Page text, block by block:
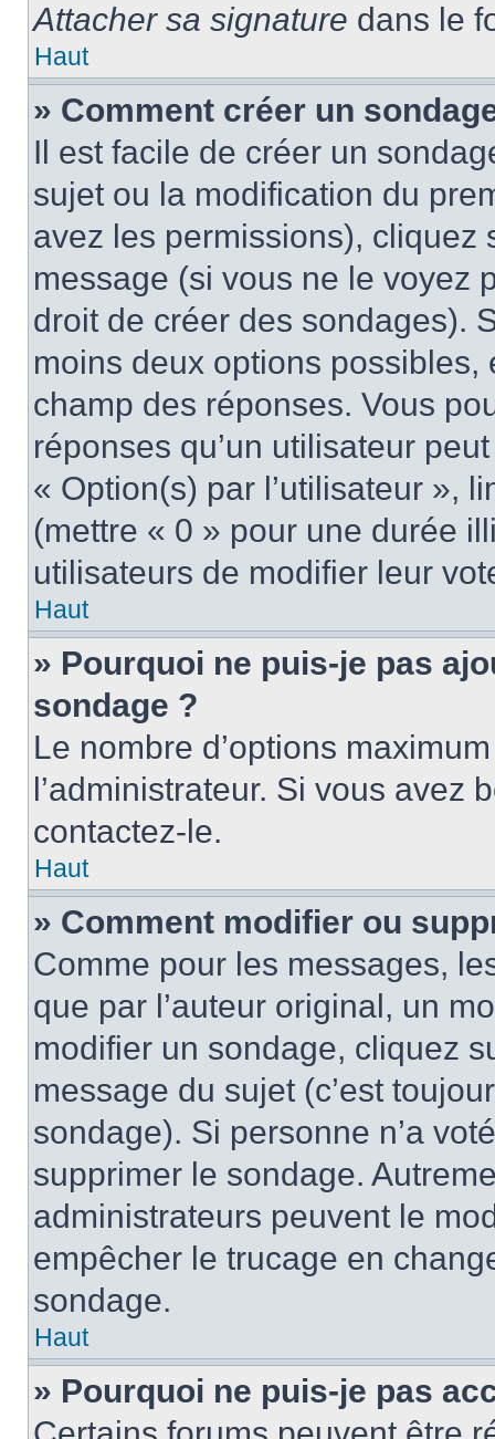
Attacher sa signature dans le
Haut
» Comment créer un
Il est facile de créer un
sujet ou la modification du
avez les permissions), cliquez
message (si vous ne le voyez
droit de créer des sondages).
moins deux options
champ des réponses. Vous
réponses qu’un utilisateur
« Option(s) par l’utilisateur »,
(mettre « 0 » pour une durée
utilisateurs de modifier leur
Haut
» Pourquoi ne puis-je pas
sondage ?
Le nombre d’options
l’administrateur. Si vous avez
contactez-le.
Haut
» Comment modifier ou
Comme pour les messages,
que par l’auteur original, un
modifier un sondage, cliquez
message du sujet (c’est
sondage). Si personne n’a
supprimer le sondage.
administrateurs peuvent le
empêcher le trucage en
sondage.
Haut
» Pourquoi ne puis-je pas